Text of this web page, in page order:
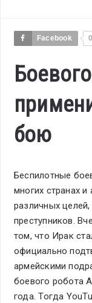
Facebook 0
бою
Беспилотные
многих странах
различных
преступников.
том, что Ирак
официально
армейскими
боевого робота
года. Тогда